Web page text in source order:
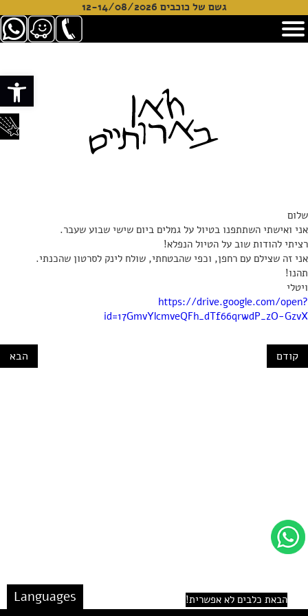
פתח
גשם של כוכבים 12-14/08/2026
הבאת כלבים לא אפשרית!
שלום
אני ואישתי השתתפנו בטיול על גמלים ביום שישי שבוע שעבר.
רציתי להודות שוב על הטיול הנפלא!
אני זה שצילם עם רחפן, וכפי שהבטחתי, שולח לינק לסרטון שהכנתי.
תהנו!
ויטלי
https://drive.google.com/open?
id=17GmvYlcmveQFh_dTf66qrwdP_zO-GzvX
קודם הבא
Languages